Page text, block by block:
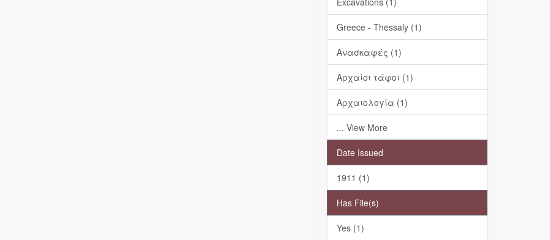
Greece - Thessaly (1)
Ανασκαφές (1)
Αρχαίοι τάφοι (1)
Αρχαιολογία (1)
... View More
Date Issued
1911 (1)
Has File(s)
Yes (1)